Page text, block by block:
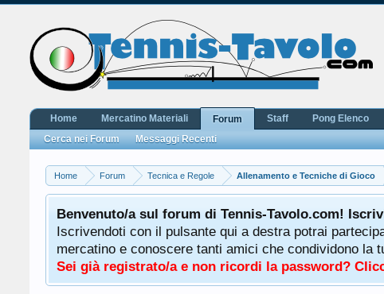
Home Forum Tecnica e Regole Allenamento e Tecniche di Gioco
Benvenuto/a sul forum di Tennis-Tavolo.com!
Iscrivendoti con il pulsante qui a destra potrai
mercatino e conoscere tanti amici che condividono la
Sei già registrato/a e non ricordi la password?
Home Mercatino Materiali
Forum
Cerca nei Forum
Messaggi Recenti
Staff Pong Elenco